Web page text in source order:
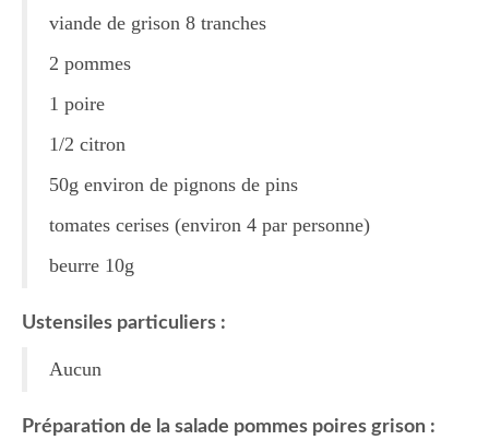
Poissons
Tartes Pizzas Croq’
Viandes
Desserts
Bavarois Charlottes Mousses
viande de grison 8 tranches
2 pommes
1 poire
1/2 citron
50g environ de pignons de pins
tomates cerises (environ 4 par personne)
beurre 10g
Ustensiles particuliers :
Aucun
Préparation de la salade pommes poires grison :